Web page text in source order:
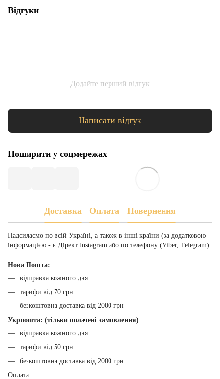
Відгуки
Додайте перший відгук
Написати відгук
Поширити у соцмережах
Доставка Оплата Повернення
Надсилаємо по всій Україні, а також в інші країни (за додатковою
інформацією - в Дірект Instagram або по телефону (Viber, Telegram)
Нова Пошта:
відправка кожного дня
тарифи від 70 грн
безкоштовна доставка від 2000 грн
Укрпошта: (тільки оплачені замовлення)
відправка кожного дня
тарифи від 50 грн
безкоштовна доставка від 2000 грн
Оплата: